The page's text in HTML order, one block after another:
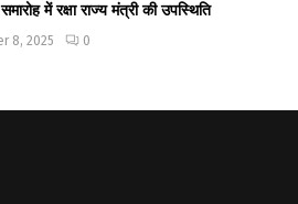
में रक्षा राज्य मंत्री की उपस्थिति
8, 2025 0